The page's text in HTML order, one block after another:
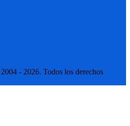
- 2026. Todos los derechos